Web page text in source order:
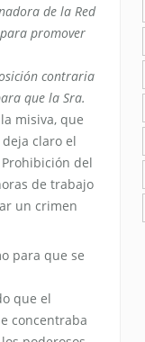
de la Red
promover
contraria
que la Sra.
misiva, que
claro el
del
de trabajo
un crimen
para que se
que el
concentraba